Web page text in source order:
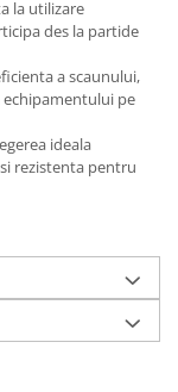
la utilizare
des la partide
a scaunului,
pe
ideala
rezistenta pentru